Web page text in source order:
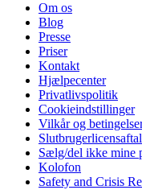
Om os
Blog
Presse
Priser
Kontakt
Hjælpecenter
Privatlivspolitik
Cookieindstillinger
Vilkår og
Sælg/del ikke mine
Kolofon
Safety and Crisis